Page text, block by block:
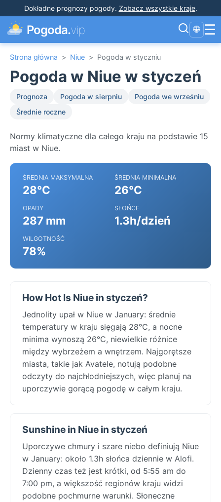
Dokładne prognozy pogody. Zobacz wszystkie kraje.
Pogoda.vip 🌐 ☰
Strona główna > Niue > Pogoda w styczniu
Pogoda w Niue w styczeń
Prognoza Pogoda w sierpniu
Pogoda we wrześniu
Średnie roczne
Normy klimatyczne dla całego kraju na podstawie 15
miast w Niue.
ŚREDNIA MAKSYMALNA
28°C
ŚREDNIA MINIMALNA
26°C
OPADY
287 mm
SŁOŃCE
1.3h/dzień
WILGOTNOŚĆ
78%
How Hot Is Niue in styczeń?
Jednolity upał w Niue w January: średnie
temperatury w kraju sięgają 28°C, a nocne
minima wynoszą 26°C, niewielkie różnice
między wybrzeżem a wnętrzem. Najgorętsze
miasta, takie jak Avatele, notują podobne
odczyty do najchłodniejszych, więc planuj na
uporczywie gorącą pogodę w całym kraju.
Sunshine in Niue in styczeń
Uporczywe chmury i szare niebo definiują Niue
w January: około 1.3h słońca dziennie w Alofi.
Dzienny czas też jest krótki, od 5:55 am do
7:00 pm, a większość regionów kraju widzi
podobne pochmurne warunki. Słoneczne